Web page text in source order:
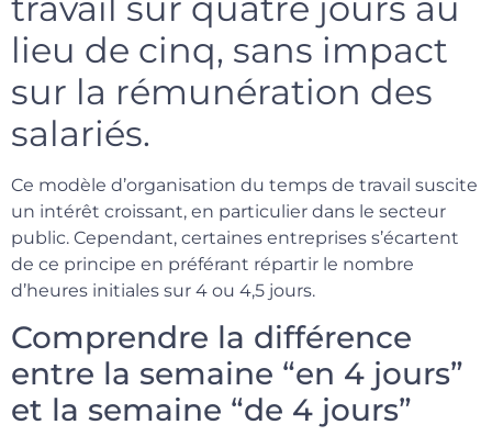
lieu de cinq, sans impact
sur la rémunération des
salariés.
Ce modèle d’organisation du temps de travail suscite
un intérêt croissant, en particulier dans le secteur
public. Cependant, certaines entreprises s’écartent
de ce principe en préférant répartir le nombre
d’heures initiales sur 4 ou 4,5 jours.
Comprendre la différence
entre la semaine “en 4 jours”
et la semaine “de 4 jours”